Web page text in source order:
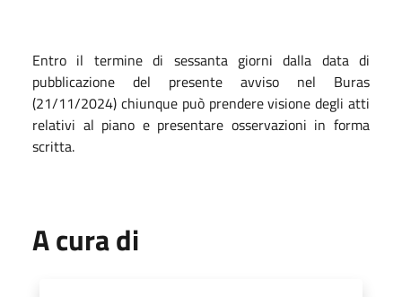
Entro il termine di sessanta giorni dalla data di
pubblicazione del presente avviso nel Buras
(21/11/2024) chiunque può prendere visione degli atti
relativi al piano e presentare osservazioni in forma
scritta.
A cura di